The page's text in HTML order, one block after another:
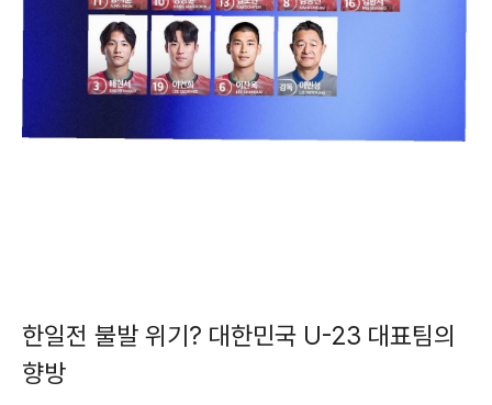
한일전 불발 위기? 대한민국 U-23 대표팀의
향방